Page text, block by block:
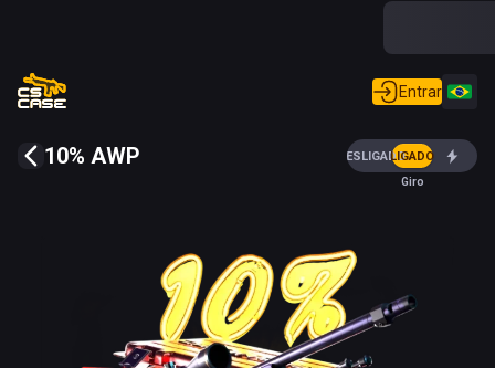
Entrar
10% AWP DESLIGADOLIGADO
Giro